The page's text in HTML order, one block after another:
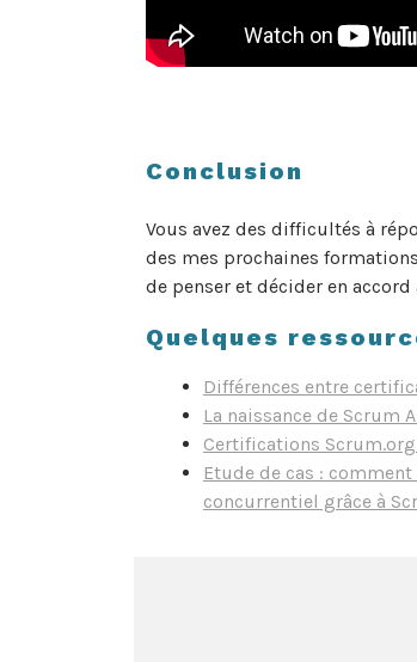
Conclusion
Vous avez des difficultés à
des mes prochaines
de penser et décider en accord
Quelques
Différences entre
La naissance de Scrum
Certifications
Etude de cas :
concurrentiel grâce à